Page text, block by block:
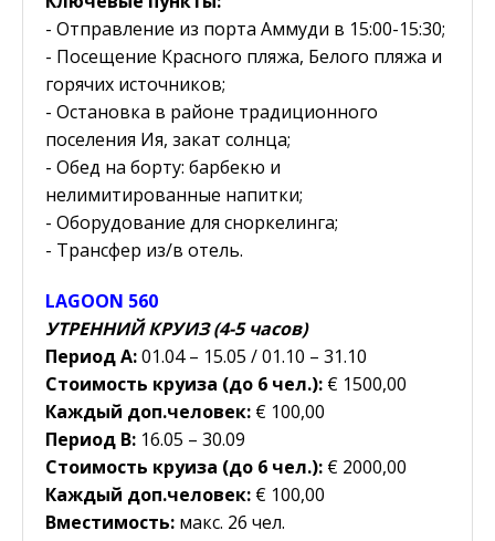
- Отправление из порта Аммуди в 15:00-15:30;
- Посещение Красного пляжа, Белого пляжа и
горячих источников;
- Остановка в районе традиционного
поселения Ия, закат солнца;
- Обед на борту: барбекю и
нелимитированные напитки;
- Оборудование для сноркелинга;
- Трансфер из/в отель.
LAGOON 560
УТРЕННИЙ КРУИЗ (4-5 часов)
Период Α:01.04 – 15.05 / 01.10 – 31.10
Стоимость круиза (до 6 чел.): € 1500,00
Каждый доп.человек: € 100,00
Период B: 16.05 – 30.09
Стоимость круиза (до 6 чел.): € 2000,00
Каждый доп.человек: € 100,00
Вместимость: макс. 26 чел.